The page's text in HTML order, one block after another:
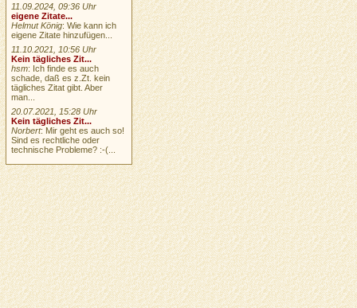
11.09.2024, 09:36 Uhr
eigene Zitate...
Helmut König: Wie kann ich
eigene Zitate hinzufügen...
11.10.2021, 10:56 Uhr
Kein tägliches Zit...
hsm: Ich finde es auch
schade, daß es z.Zt. kein
tägliches Zitat gibt. Aber
man...
20.07.2021, 15:28 Uhr
Kein tägliches Zit...
Norbert: Mir geht es auch so!
Sind es rechtliche oder
technische Probleme? :-(...